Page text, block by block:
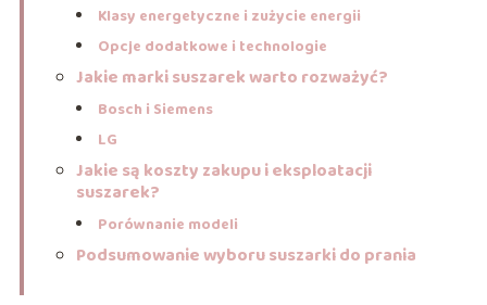
Klasy energetyczne i zużycie energii
Opcje dodatkowe i technologie
Jakie marki suszarek warto rozważyć?
Bosch i Siemens
LG
Jakie są koszty zakupu i eksploatacji
suszarek?
Porównanie modeli
Podsumowanie wyboru suszarki do prania